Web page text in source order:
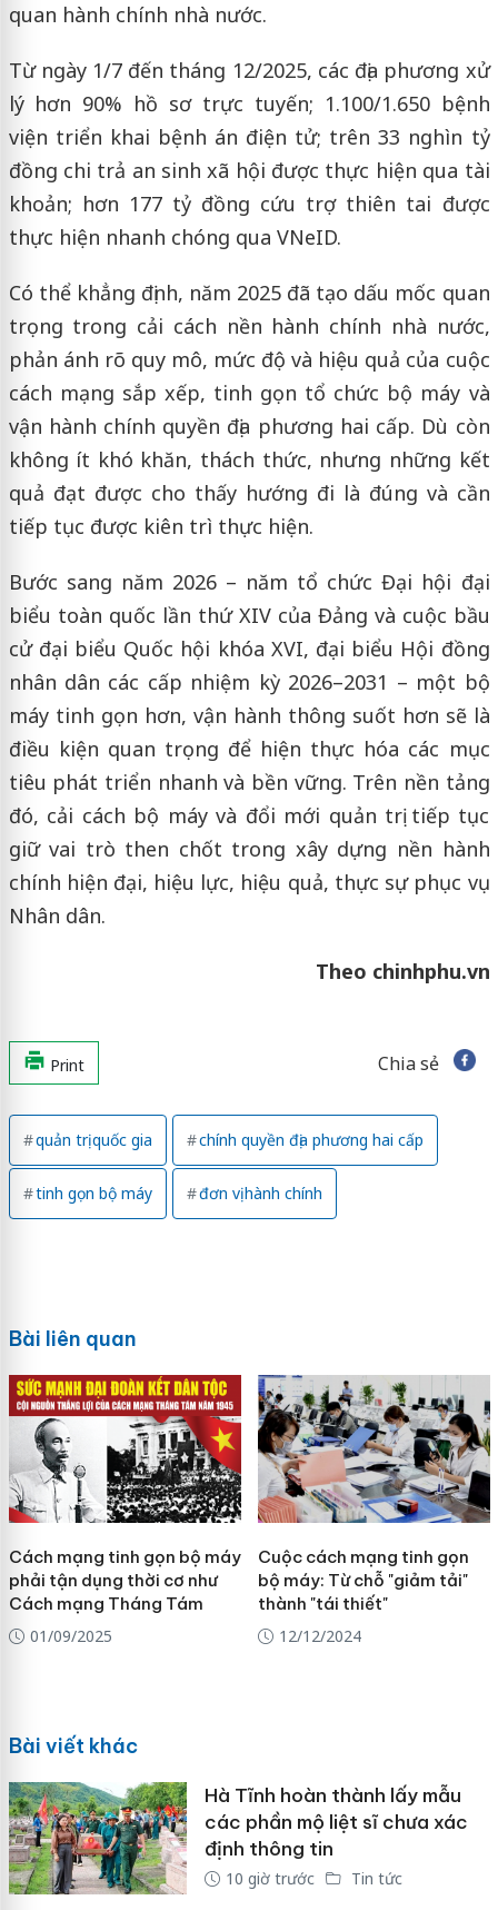
quan hành chính nhà nước.
Từ ngày 1/7 đến tháng 12/2025, các địa phương xử
lý hơn 90% hồ sơ trực tuyến; 1.100/1.650 bệnh
viện triển khai bệnh án điện tử; trên 33 nghìn tỷ
đồng chi trả an sinh xã hội được thực hiện qua tài
khoản; hơn 177 tỷ đồng cứu trợ thiên tai được
thực hiện nhanh chóng qua VNeID.
Có thể khẳng định, năm 2025 đã tạo dấu mốc quan
trọng trong cải cách nền hành chính nhà nước,
phản ánh rõ quy mô, mức độ và hiệu quả của cuộc
cách mạng sắp xếp, tinh gọn tổ chức bộ máy và
vận hành chính quyền địa phương hai cấp. Dù còn
không ít khó khăn, thách thức, nhưng những kết
quả đạt được cho thấy hướng đi là đúng và cần
tiếp tục được kiên trì thực hiện.
Bước sang năm 2026 – năm tổ chức Đại hội đại
biểu toàn quốc lần thứ XIV của Đảng và cuộc bầu
cử đại biểu Quốc hội khóa XVI, đại biểu Hội đồng
nhân dân các cấp nhiệm kỳ 2026–2031 – một bộ
máy tinh gọn hơn, vận hành thông suốt hơn sẽ là
điều kiện quan trọng để hiện thực hóa các mục
tiêu phát triển nhanh và bền vững. Trên nền tảng
đó, cải cách bộ máy và đổi mới quản trị tiếp tục
giữ vai trò then chốt trong xây dựng nền hành
chính hiện đại, hiệu lực, hiệu quả, thực sự phục vụ
Nhân dân.
Theo chinhphu.vn
Print Chia sẻ
quản trị quốc gia chính quyền địa phương hai cấp
tinh gọn bộ máy đơn vị hành chính
Bài liên quan
Cách mạng tinh gọn bộ máy
phải tận dụng thời cơ như
Cách mạng Tháng Tám
01/09/2025
Cuộc cách mạng tinh gọn
bộ máy: Từ chỗ "giảm tải"
thành "tái thiết"
12/12/2024
Bài viết khác
Hà Tĩnh hoàn thành lấy mẫu
các phần mộ liệt sĩ chưa xác
định thông tin
10 giờ trước Tin tức